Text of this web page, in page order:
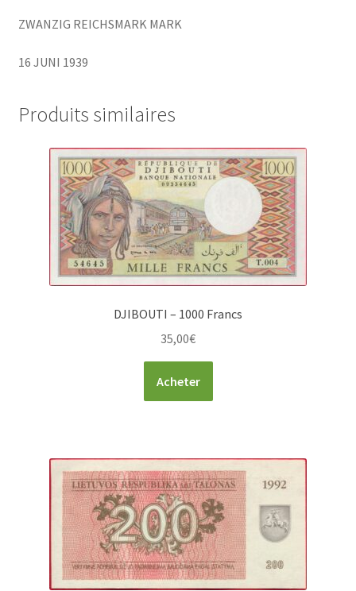
ZWANZIG REICHSMARK MARK
16 JUNI 1939
Produits similaires
DJIBOUTI – 1000 Francs
35,00€
Acheter